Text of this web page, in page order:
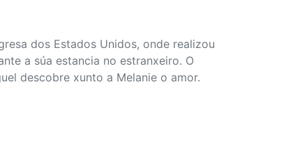
dos Estados Unidos, onde realizou
a súa estancia no estranxeiro. O
descobre xunto a Melanie o amor.